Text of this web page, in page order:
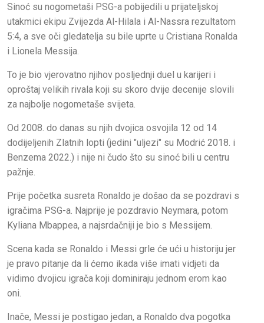
Sinoć su nogometaši PSG-a pobijedili u prijateljskoj
utakmici ekipu Zvijezda Al-Hilala i Al-Nassra rezultatom
5:4, a sve oči gledatelja su bile uprte u Cristiana Ronalda
i Lionela Messija.
To je bio vjerovatno njihov posljednji duel u karijeri i
oproštaj velikih rivala koji su skoro dvije decenije slovili
za najbolje nogometaše svijeta.
Od 2008. do danas su njih dvojica osvojila 12 od 14
dodijeljenih Zlatnih lopti (jedini "uljezi" su Modrić 2018. i
Benzema 2022.) i nije ni čudo što su sinoć bili u centru
pažnje.
Prije početka susreta Ronaldo je došao da se pozdravi s
igračima PSG-a. Najprije je pozdravio Neymara, potom
Kyliana Mbappea, a najsrdačniji je bio s Messijem.
Scena kada se Ronaldo i Messi grle će ući u historiju jer
je pravo pitanje da li ćemo ikada više imati vidjeti da
vidimo dvojicu igrača koji dominiraju jednom erom kao
oni.
Inače, Messi je postigao jedan, a Ronaldo dva pogotka